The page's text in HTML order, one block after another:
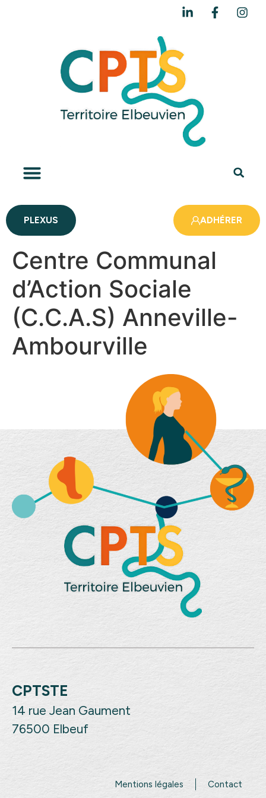
PLEXUS ADHÉRER
Centre Communal
d’Action Sociale
(C.C.A.S) Anneville-
Ambourville
CPTSTE
14 rue Jean Gaument
76500 Elbeuf
Mentions légales Contact